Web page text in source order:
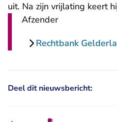
uit. Na zijn vrijlating keert
Afzender
Rechtbank
Deel dit nieuwsbericht: